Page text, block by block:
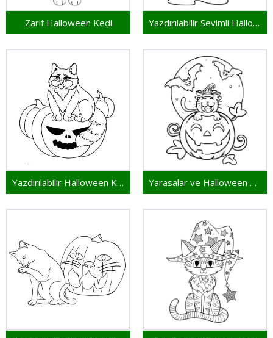
Zarif Halloween Kedi Yazdırılabilir Sevimli Halloween Kedi
Yazdırılabilir Halloween Kedi Yarasalar ve Halloween Kedi